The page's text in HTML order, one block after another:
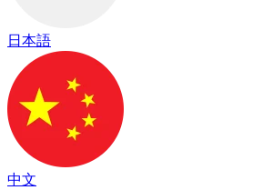
日本語
中文